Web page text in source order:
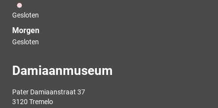
Gesloten
Morgen
Gesloten
Contact
Damiaanmuseum
Adres
Pater Damiaanstraat 37
,3120 Tremelo